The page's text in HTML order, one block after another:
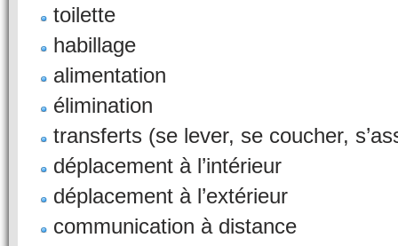
toilette
habillage
alimentation
élimination
transferts (se lever, se coucher,
déplacement à l’intérieur
déplacement à l’extérieur
communication à distance